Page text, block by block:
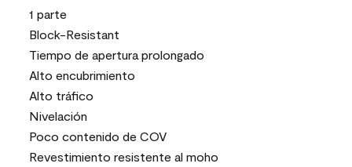
1 parte
Block-Resistant
Tiempo de apertura prolongado
Alto encubrimiento
Alto tráfico
Nivelación
Poco contenido de COV
Revestimiento resistente al moho